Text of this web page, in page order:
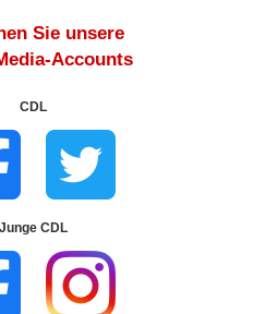
Sie unsere
Accounts
CDL
Junge CDL